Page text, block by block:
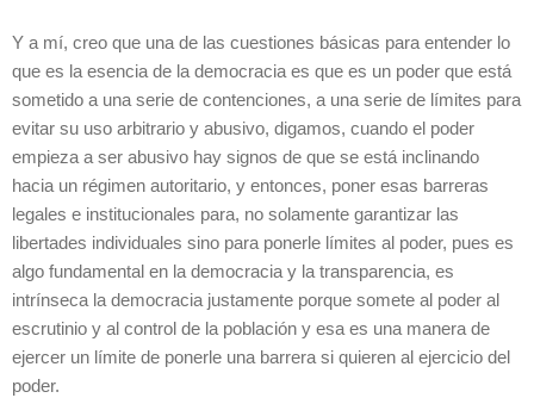
Y a mí, creo que una de las cuestiones básicas para entender lo
que es la esencia de la democracia es que es un poder que está
sometido a una serie de contenciones, a una serie de límites para
evitar su uso arbitrario y abusivo, digamos, cuando el poder
empieza a ser abusivo hay signos de que se está inclinando
hacia un régimen autoritario, y entonces, poner esas barreras
legales e institucionales para, no solamente garantizar las
libertades individuales sino para ponerle límites al poder, pues es
algo fundamental en la democracia y la transparencia, es
intrínseca la democracia justamente porque somete al poder al
escrutinio y al control de la población y esa es una manera de
ejercer un límite de ponerle una barrera si quieren al ejercicio del
poder.